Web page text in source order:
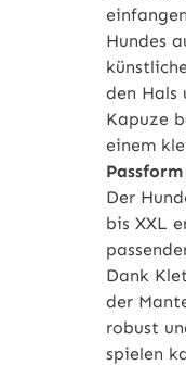
Hundes
den Hals
Kapuze
einem
Der
bis XXL
Dank
der
robust
spielen